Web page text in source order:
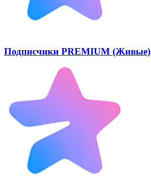
Подписчики PREMIUM (Живые)